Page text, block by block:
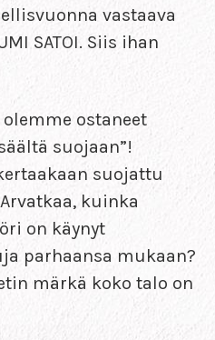
vastaava
SATOI. Siis ihan
ostaneet
suojaan”!
suojattu
kuinka
on käynyt
parhaansa mukaan?
märkä koko talo on